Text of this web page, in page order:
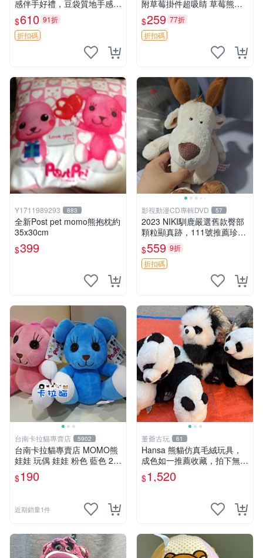
感伴手好禮，豆袋質地手感
佳，抱枕小熊 recom 推薦 白
色豆袋 玩具
$610 91折
折扣碼
附草莓掛件超吸睛 草莓熊手
提包 草莓掛件 可愛portunes
e
$259 77折
折扣碼
Y1711989293 883
全新Post pet momo熊抱枕約
35x30cm
$399
影視動漫CD專輯DVD 57
2023 NIKI馴鹿嚴選舊款臀部
顆粒顯真跡，111號推薦珍藏
品 馴鹿 舊款 尾巴顆粒
$559 9折
折扣碼
台南卡拉貓專賣店 5902
台南卡拉貓專賣店 MOMO熊
娃娃 玩偶 娃娃 粉色 藍色 2色
分售
$190
近期銷量1件
董爺古玩 61
Hansa 熊貓仿真毛絨玩具，
成色如一推薦收藏，拍下無疑
心 熊貓 毛絨玩具 收藏
$1,520